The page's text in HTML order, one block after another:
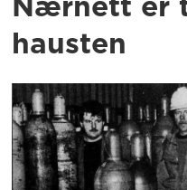
Nærnett er
hausten